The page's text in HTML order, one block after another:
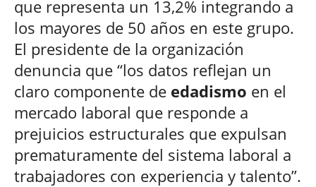
que representa un 13,2% integrando a
los mayores de 50 años en este grupo.
El presidente de la organización
denuncia que “los datos reflejan un
claro componente de edadismo en el
mercado laboral que responde a
prejuicios estructurales que expulsan
prematuramente del sistema laboral a
trabajadores con experiencia y talento”.